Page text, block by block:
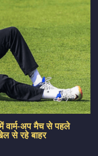
वार्म-अप मैच से पहले
से रहे बाहर